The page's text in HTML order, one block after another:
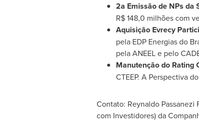
2a Emissão de NPs da
R$ 148,0 milhões com
Aquisição Evrecy
pela EDP Energias do
pela ANEEL e pelo
Manutenção do Rating
CTEEP. A Perspectiva
Contato: Reynaldo
com Investidores) da